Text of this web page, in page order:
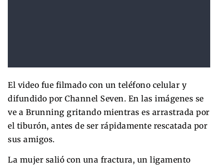
El video fue filmado con un teléfono celular y
difundido por Channel Seven. En las imágenes se
ve a Brunning gritando mientras es arrastrada por
el tiburón, antes de ser rápidamente rescatada por
sus amigos.
La mujer salió con una fractura, un ligamento